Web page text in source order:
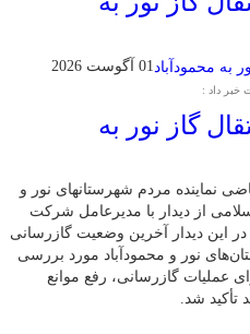
01 آگوست 2026
خبر داد :
گاز نور به
نماینده مردم شهرستانهای نور و
از دیدار با مدیرعامل شرکت
این دیدار آخرین وضعیت گازرسانی
نور و محمودآباد مورد بررسی
عملیات گازرسانی، رفع موانع
تأکید شد.